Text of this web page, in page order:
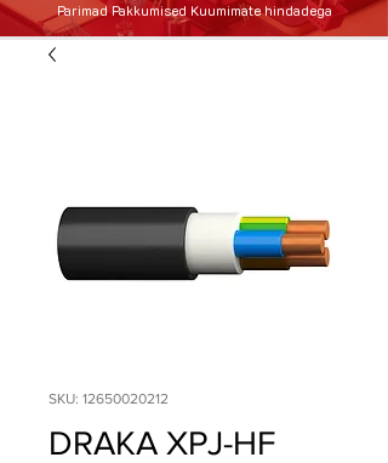
Parimad Pakkumised Kuumimate hindadega
SKU: 12650020212
DRAKA XPJ-HF